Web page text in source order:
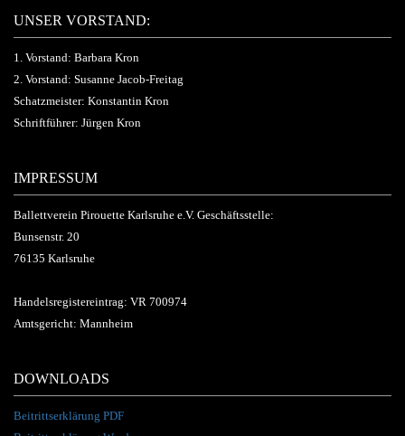
UNSER VORSTAND:
1. Vorstand: Barbara Kron
2. Vorstand: Susanne Jacob-Freitag
Schatzmeister: Konstantin Kron
Schriftführer: Jürgen Kron
IMPRESSUM
Ballettverein Pirouette Karlsruhe e.V. Geschäftsstelle:
Bunsenstr. 20
76135 Karlsruhe
Handelsregistereintrag: VR 700974
Amtsgericht: Mannheim
DOWNLOADS
Beitrittserklärung PDF